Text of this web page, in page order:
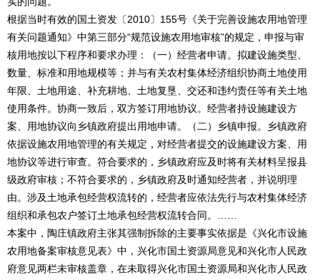
根据当时有效的国土资发〔2010〕155号《关于完善设施农用地管理
有关问题通知》中第三部分“规范设施农用地审核”的规定，申报与审
核用地按以下程序和要求办理：（一）经营者申请。拟建设施类型、
数量、标准和用地规模等；并与有关农村集体经济组织协商土地使用
年限、土地用途、补充耕地、土地复垦、交还和违约责任等有关土地
使用条件。协商一致后，双方签订用地协议。经营者持设施建设方
案、用地协议向乡镇政府提出用地申请。（二）乡镇申报。乡镇政府
依据设施农用地管理的有关规定，对经营者提交的设施建设方案、用
地协议等进行审查。符合要求的，乡镇政府应及时将有关材料呈报县
级政府审核；不符合要求的，乡镇政府及时通知经营者，并说明理
由。涉及土地承包经营权流转的，经营者应依法先行与农村集体经济
组织和承包农户签订土地承包经营权流转合同。……
本案中，陶庄镇政府主张其强制拆除的主要事实依据是《兴化市设施
农用地备案审核意见表》中，兴化市国土资源局意见和兴化市人民政
府意见两栏未审核盖章，在未取得兴化市国土资源局和兴化市人民政